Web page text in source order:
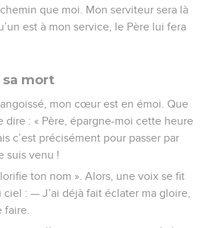
que moi. Mon serviteur sera là
est à mon service, le Père lui fera
sa mort
mon cœur est en émoi. Que
dire : « Père, épargne-moi cette heure
c’est précisément pour passer par
suis venu !
ton nom ». Alors, une voix se fit
: — J’ai déjà fait éclater ma gloire,
faire.